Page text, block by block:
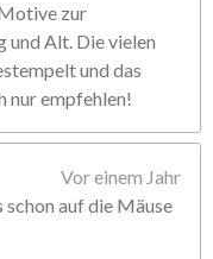
zur
und Alt. Die vielen
und das
nur empfehlen!
Vor einem Jahr
schon auf die Mäuse